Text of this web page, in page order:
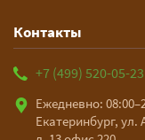
Контакты
+7 (499) 520-05-23
Ежедневно:
Екатеринбург, ул.